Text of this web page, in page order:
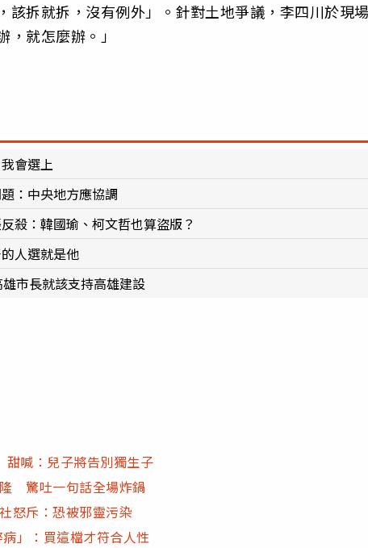
該拆就拆，沒有例外」。針對土地爭議，李四川於現
就怎麼辦。」
會選上
：中央地方應協調
殺：韓國瑜、柯文哲也算盜版？
人選就是他
市長就該支持高雄建設
喊：兒子將告別獨生子
驚吐一句話全場炸鍋
怒斥：恐被邪靈污染
」：買這檔才符合人性